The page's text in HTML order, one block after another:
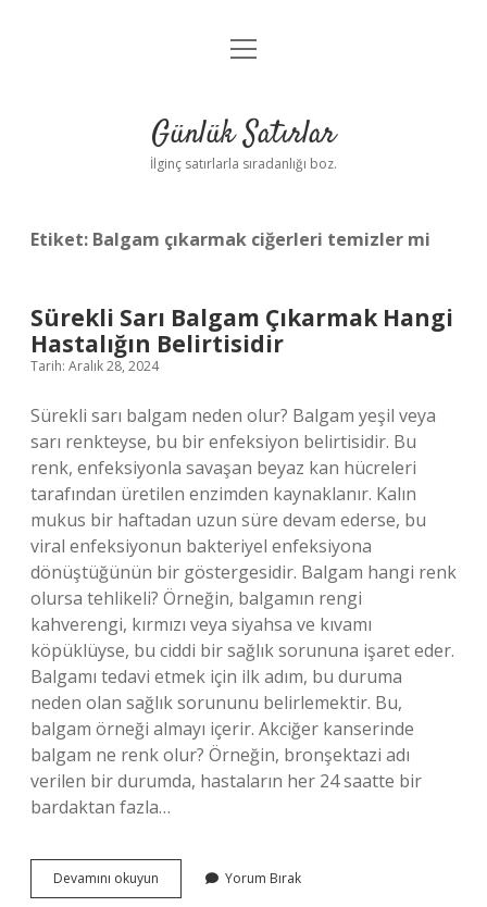
Anasayfa
Yasal Uyarı
menüyü
Günlük Satırlar
İlginç satırlarla sıradanlığı boz.
Etiket: Balgam çıkarmak ciğerleri temizler mi
Sürekli Sarı Balgam Çıkarmak Hangi
Hastalığın Belirtisidir
Tarih: Aralık 28, 2024
Sürekli sarı balgam neden olur? Balgam yeşil veya
sarı renkteyse, bu bir enfeksiyon belirtisidir. Bu
renk, enfeksiyonla savaşan beyaz kan hücreleri
tarafından üretilen enzimden kaynaklanır. Kalın
mukus bir haftadan uzun süre devam ederse, bu
viral enfeksiyonun bakteriyel enfeksiyona
dönüştüğünün bir göstergesidir. Balgam hangi renk
olursa tehlikeli? Örneğin, balgamın rengi
kahverengi, kırmızı veya siyahsa ve kıvamı
köpüklüyse, bu ciddi bir sağlık sorununa işaret eder.
Balgamı tedavi etmek için ilk adım, bu duruma
neden olan sağlık sorununu belirlemektir. Bu,
balgam örneği almayı içerir. Akciğer kanserinde
balgam ne renk olur? Örneğin, bronşektazi adı
verilen bir durumda, hastaların her 24 saatte bir
bardaktan fazla…
Devamını okuyun
Sarı
Yorum Bırak